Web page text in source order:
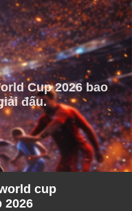
Cup 2026 bao
đấu.
cup
2026